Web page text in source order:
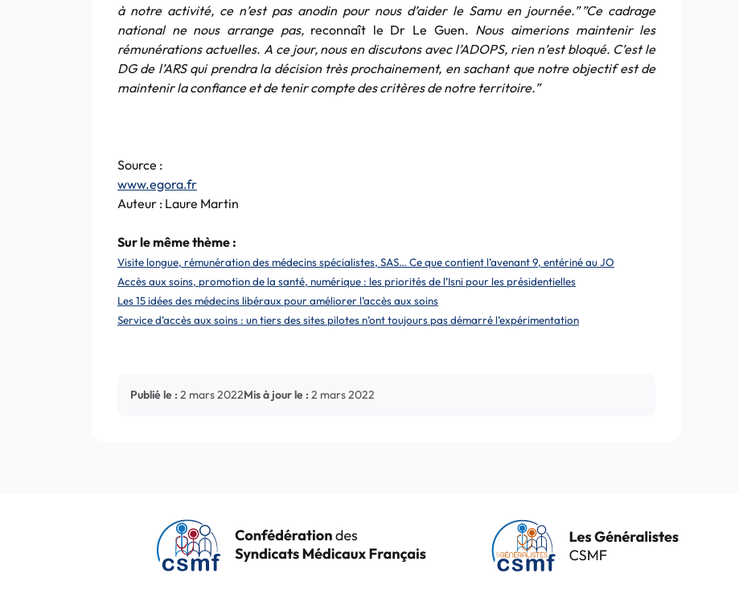
à notre activité, ce n’est pas anodin pour nous d’aider le Samu en journée.” ”Ce cadrage
national ne nous arrange pas,reconnaît le Dr Le Guen. Nous aimerions maintenir les
rémunérations actuelles. A ce jour, nous en discutons avec l’ADOPS, rien n’est bloqué. C’est le
DG de l’ARS qui prendra la décision très prochainement, en sachant que notre objectif est de
maintenir la confiance et de tenir compte des critères de notre territoire.”
Source :
www.egora.fr
Auteur : Laure Martin
Sur le même thème :
Visite longue, rémunération des médecins spécialistes, SAS… Ce que contient l’avenant 9, entériné au JO
Accès aux soins, promotion de la santé, numérique : les priorités de l’Isni pour les présidentielles
Les 15 idées des médecins libéraux pour améliorer l’accès aux soins
Service d’accès aux soins : un tiers des sites pilotes n’ont toujours pas démarré l’expérimentation
Publié le : 2 mars 2022Mis à jour le : 2 mars 2022